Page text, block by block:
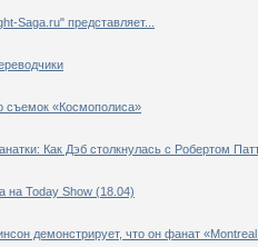
Saga.ru" представляет...
съемок «Космополиса»
Как Дэб столкнулась с Робертом
на Today Show (18.04)
демонстрирует, что он фанат